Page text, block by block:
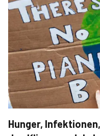
Hunger,